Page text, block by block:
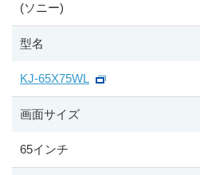
(ソニー)
型名
KJ-65X75WL
画面サイズ
65インチ